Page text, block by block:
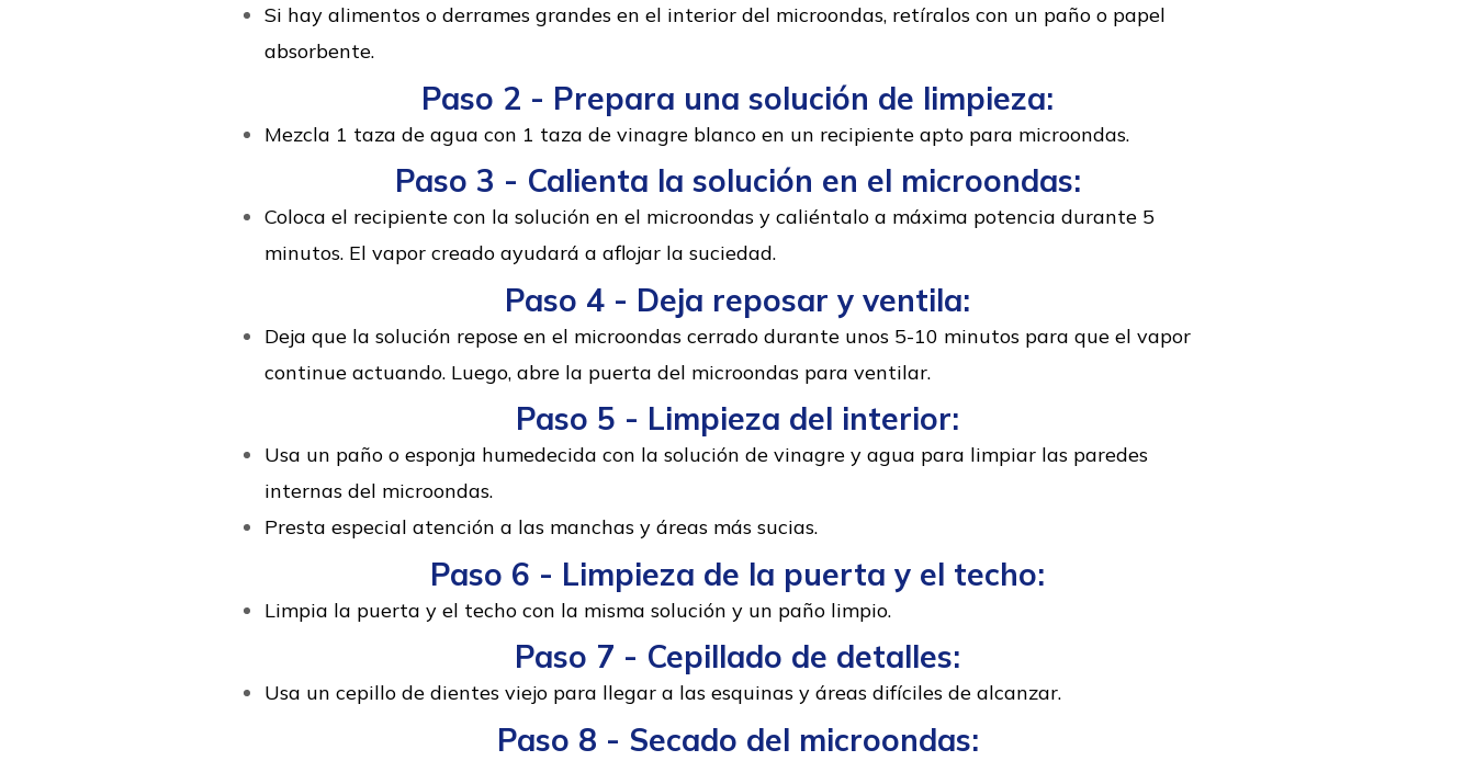
Si hay alimentos o derrames grandes en el interior del microondas, retíralos con un paño o papel
absorbente.
Paso 2 - Prepara una solución de limpieza:
Mezcla 1 taza de agua con 1 taza de vinagre blanco en un recipiente apto para microondas.
Paso 3 - Calienta la solución en el microondas:
Coloca el recipiente con la solución en el microondas y caliéntalo a máxima potencia durante 5
minutos. El vapor creado ayudará a aflojar la suciedad.
Paso 4 - Deja reposar y ventila:
Deja que la solución repose en el microondas cerrado durante unos 5-10 minutos para que el vapor
continue actuando. Luego, abre la puerta del microondas para ventilar.
Paso 5 - Limpieza del interior:
Usa un paño o esponja humedecida con la solución de vinagre y agua para limpiar las paredes
internas del microondas.
Presta especial atención a las manchas y áreas más sucias.
Paso 6 - Limpieza de la puerta y el techo:
Limpia la puerta y el techo con la misma solución y un paño limpio.
Paso 7 - Cepillado de detalles:
Usa un cepillo de dientes viejo para llegar a las esquinas y áreas difíciles de alcanzar.
Paso 8 - Secado del microondas: